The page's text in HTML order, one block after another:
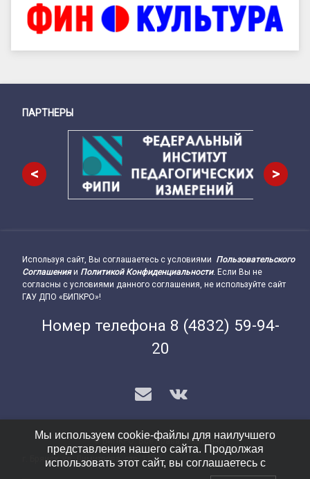
Снизу
ПАРТНЕРЫ
< >
Подвал сайта → влево
Используя сайт, Вы соглашаетесь с условиями Пользовательского
Соглашенияи Политикой Конфиденциальности. Если Вы не
согласны с условиями данного соглашения, не используйте сайт
ГАУ ДПО «БИПКРО»!
Номер телефона 8 (4832) 59-94-
20
E-mail
VK
© БИПКРО. Все права защищены.
Подвал сайта → вправо
г. Брянск, ул. Димитрова, стр. 112Б
Мы используем cookie-файлы для наилучшего
представления нашего сайта. Продолжая
использовать этот сайт, вы соглашаетесь с